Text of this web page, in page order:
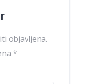
objavljena.
*